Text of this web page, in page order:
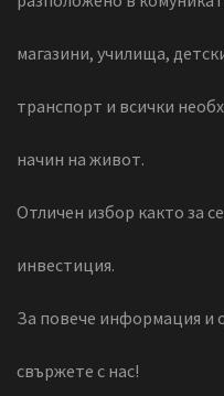
магазини, училища,
транспорт и всички
начин на живот.
Отличен избор както за
инвестиция.
За повече информация и
свържете с нас!